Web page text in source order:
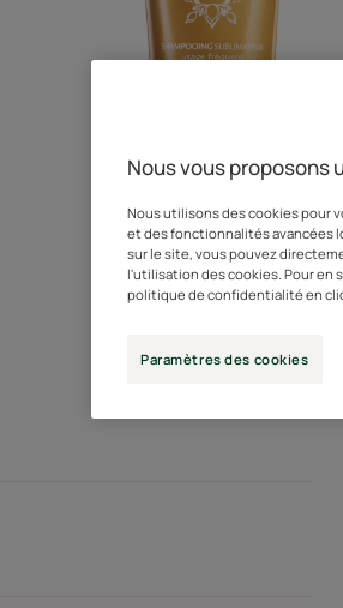
Nous vous proposons
Nous utilisons des cookies pour
et des fonctionnalités avancées
sur le site, vous pouvez
l'utilisation des cookies. Pour en
politique de confidentialité en
Paramètres des cookies